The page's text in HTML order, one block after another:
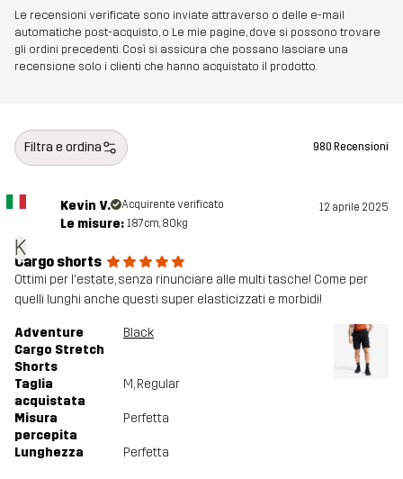
Le recensioni verificate sono inviate attraverso o delle e-mail
automatiche post-acquisto, o Le mie pagine, dove si possono trovare
gli ordini precedenti. Così si assicura che possano lasciare una
recensione solo i clienti che hanno acquistato il prodotto.
Filtra e ordina 980 Recensioni
K
Kevin V. Acquirente verificato 12 aprile 2025
Le misure: 187cm, 80kg
Cargo shorts
Ottimi per l'estate, senza rinunciare alle multi tasche! Come per
quelli lunghi anche questi super elasticizzati e morbidi!
Adventure
Cargo Stretch
Shorts
Black
Taglia
acquistata
M, Regular
Misura
percepita
Perfetta
Lunghezza Perfetta